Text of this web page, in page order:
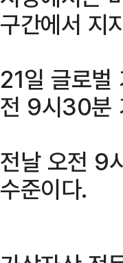
구간에서 지
21일 글로벌
전 9시30분
전날 오전 9
수준이다.